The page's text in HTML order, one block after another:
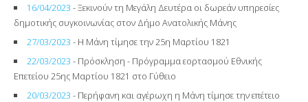
16/04/2023 - Ξεκινούν τη Μεγάλη Δευτέρα οι δωρεάν υπηρεσίες
δημοτικής συγκοινωνίας στον Δήμο Ανατολικής Μάνης
27/03/2023 - Η Μάνη τίμησε την 25η Μαρτίου 1821
22/03/2023 - Πρόσκληση - Πρόγραμμα εορτασμού Εθνικής
Επετείου 25ης Μαρτίου 1821 στο Γύθειο
20/03/2023 - Περήφανη και αγέρωχη η Μάνη τίμησε την επέτειο